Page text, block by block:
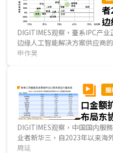
场面临供应紧缩与价格上涨的
DIGITIMES观察，臺系IPC产
边缘人工智能解决方案供应商
者总体营收达新臺币3,273亿
申作昊
口金额
布局东
DIGITIMES观察，中国国内服
业者新华三，自2023年以来海
场在东协与中亚，因中亚市场
周延